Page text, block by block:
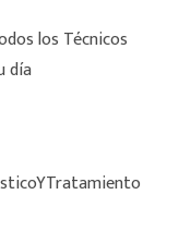
los Técnicos
día